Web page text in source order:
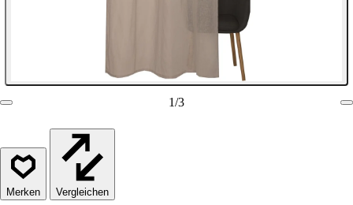
1/3
Vergleichen